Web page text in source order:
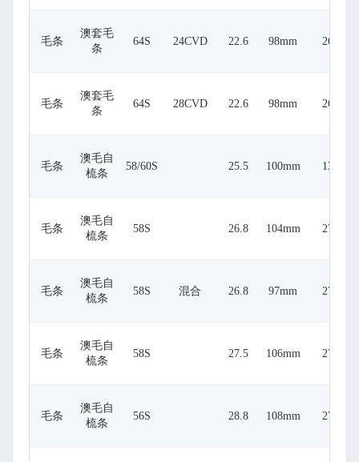
毛条
澳套毛
条
64S 24CVD 22.6 98mm 26
毛条
澳套毛
条
64S 28CVD 22.6 98mm 26
毛条
澳毛自
梳条
58/60S 25.5 100mm 13
毛条
澳毛自
梳条
58S 26.8 104mm 27
毛条
澳毛自
梳条
58S 混合 26.8 97mm 27
毛条
澳毛自
梳条
58S 27.5 106mm 27
毛条
澳毛自
梳条
56S 28.8 108mm 27